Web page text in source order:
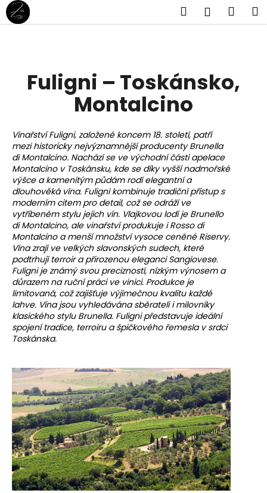
Přejít
na
obsah
Hledat
Fuligni – Toskánsko,
Montalcino
Vinařství Fuligni, založené koncem 18. století, patří
mezi historicky nejvýznamnější producenty Brunella
di Montalcino. Nachází se ve východní části apelace
Montalcino v Toskánsku, kde se díky vyšší nadmořské
výšce a kamenitým půdám rodí elegantní a
dlouhověká vína. Fuligni kombinuje tradiční přístup s
moderním citem pro detail, což se odráží ve
vytříbeném stylu jejich vín. Vlajkovou lodí je Brunello
di Montalcino, ale vinařství produkuje i Rosso di
Montalcino a menší množství vysoce ceněné Riservy.
Vína zrají ve velkých slavonských sudech, které
podtrhují terroir a přirozenou eleganci Sangiovese.
Fuligni je známý svou precizností, nízkým výnosem a
důrazem na ruční práci ve vinici. Produkce je
limitovaná, což zajišťuje výjimečnou kvalitu každé
lahve. Vína jsou vyhledávána sběrateli i milovníky
klasického stylu Brunella. Fuligni představuje ideální
spojení tradice, terroiru a špičkového řemesla v srdci
Toskánska.
K
o
t
ř
e
b
u
j
e
t
e
n
a
j
í
t
?
HLEDAT
D
o
p